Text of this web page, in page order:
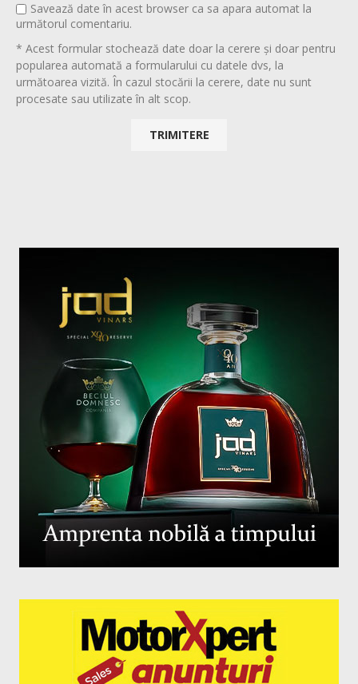
Savează date în acest browser ca sa apara automat la
următorul comentariu.
* Acest formular stochează date doar la cerere și doar pentru
popularea automată a formularului cu datele dvs, la
următoarea vizită. În cazul stocării la cerere, date nu sunt
procesate sau utilizate în alt scop.